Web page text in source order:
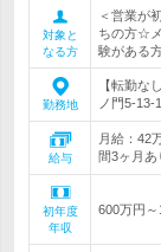
対象と
なる方
＜営業が
ちの方☆
験がある
勤務地
【転勤な
ノ門5-13-
給与
月給：42
間3ヶ月
初年度
年収
600万円～